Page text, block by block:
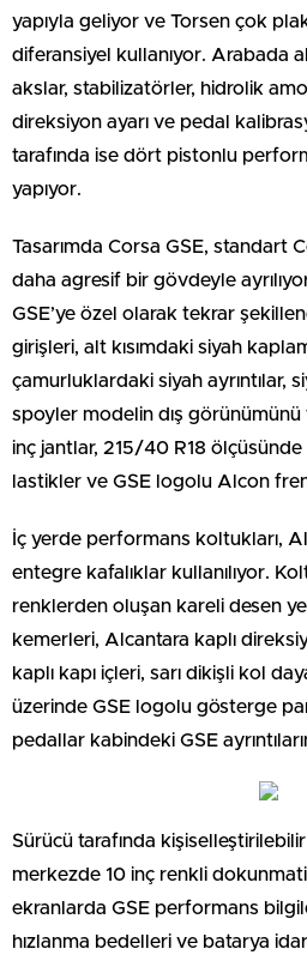
yapıyla geliyor ve Torsen çok
diferansiyel kullanıyor. Arabada
akslar, stabilizatörler, hidrolik
direksiyon ayarı ve pedal
tarafında ise dört pistonlu
yapıyor.
Tasarımda Corsa GSE, standart
daha agresif bir gövdeyle
GSE’ye özel olarak tekrar
girişleri, alt kısımdaki siyah
çamurluklardaki siyah ayrıntılar,
spoyler modelin dış görünümünü
inç jantlar, 215/40 R18
lastikler ve GSE logolu Alcon
İç yerde performans koltukları,
entegre kafalıklar kullanılıyor.
renklerden oluşan kareli desen
kemerleri, Alcantara kaplı
kaplı kapı içleri, sarı dikişli kol
üzerinde GSE logolu gösterge
pedallar kabindeki GSE
Sürücü tarafında
merkezde 10 inç renkli
ekranlarda GSE performans
hızlanma bedelleri ve batarya